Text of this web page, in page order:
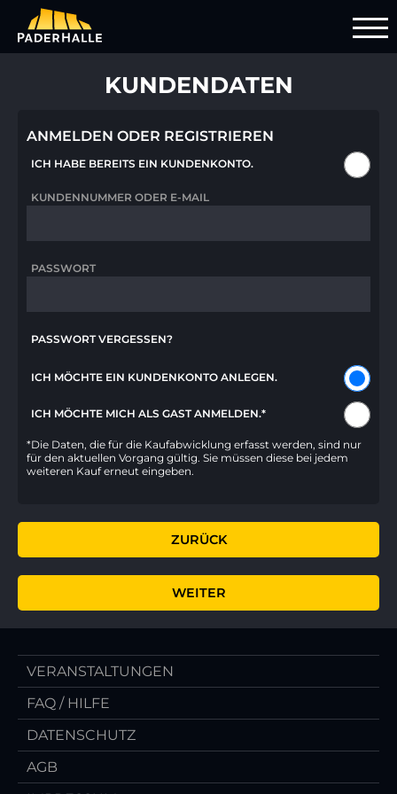
KUNDENDATEN
ANMELDEN ODER REGISTRIEREN
ICH HABE BEREITS EIN KUNDENKONTO.
KUNDENNUMMER ODER E-MAIL
PASSWORT
PASSWORT VERGESSEN?
ICH MÖCHTE EIN KUNDENKONTO ANLEGEN.
ICH MÖCHTE MICH ALS GAST ANMELDEN.*
*Die Daten, die für die Kaufabwicklung erfasst werden, sind nur
für den aktuellen Vorgang gültig. Sie müssen diese bei jedem
weiteren Kauf erneut eingeben.
VERANSTALTUNGEN
FAQ / HILFE
DATENSCHUTZ
AGB